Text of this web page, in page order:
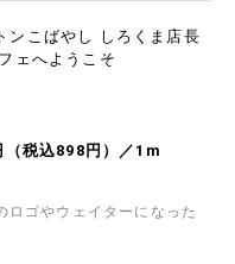
ンこばやし しろくま店長
ェへようこそ
（税込898円）／1m
ロゴやウェイターになった